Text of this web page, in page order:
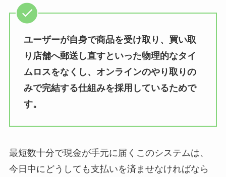
ユーザーが自身で商品を受け取り、買い取
り店舗へ郵送し直すといった物理的なタイ
ムロスをなくし、オンラインのやり取りの
みで完結する仕組みを採用しているためで
す。
最短数十分で現金が手元に届くこのシステムは、
今日中にどうしても支払いを済ませなければなら